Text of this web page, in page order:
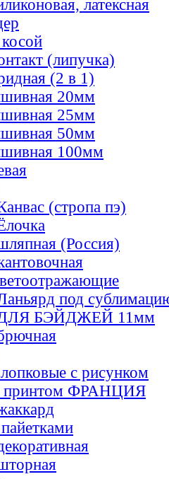
латексная
(липучка)
(2 в 1)
20мм
25мм
50мм
100мм
(стропа пэ)
(Россия)
под
ДЛЯ БЭЙДЖЕЙ 11мм
с рисунком
принтом ФРАНЦИЯ